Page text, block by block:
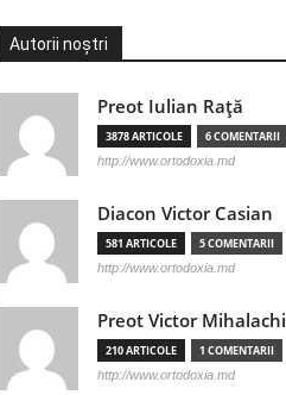
Autorii noștri
Preot Iulian Raţă
3878 ARTICOLE 6 COMENTARII
http://www.ortodoxia.md
Diacon Victor Casian
581 ARTICOLE 5 COMENTARII
http://www.ortodoxia.md
Preot Victor Mihalachi
210 ARTICOLE 1 COMENTARII
http://www.ortodoxia.md